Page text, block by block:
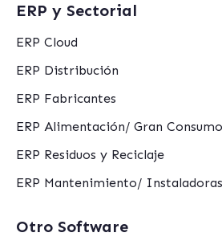
ERP y Sectorial
ERP Cloud
ERP Distribución
ERP Fabricantes
ERP Alimentación/ Gran Consumo
ERP Residuos y Reciclaje
ERP Mantenimiento/ Instaladoras
Otro Software